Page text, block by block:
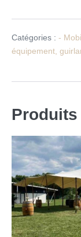
Catégories : -
équipement,